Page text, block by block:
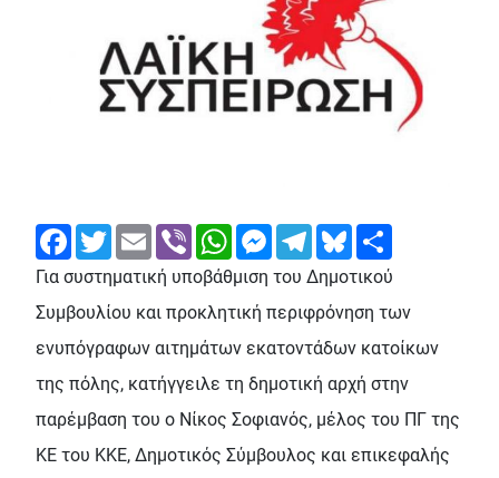
FacebookTwitterEmail Viber WhatsAppMessengerTelegramBluesky
Για συστηματική υποβάθμιση του Δημοτικού
Συμβουλίου και προκλητική περιφρόνηση των
ενυπόγραφων αιτημάτων εκατοντάδων κατοίκων
της πόλης, κατήγγειλε τη δημοτική αρχή στην
παρέμβαση του ο Νίκος Σοφιανός, μέλος του ΠΓ της
ΚΕ του ΚΚΕ, Δημοτικός Σύμβουλος και επικεφαλής